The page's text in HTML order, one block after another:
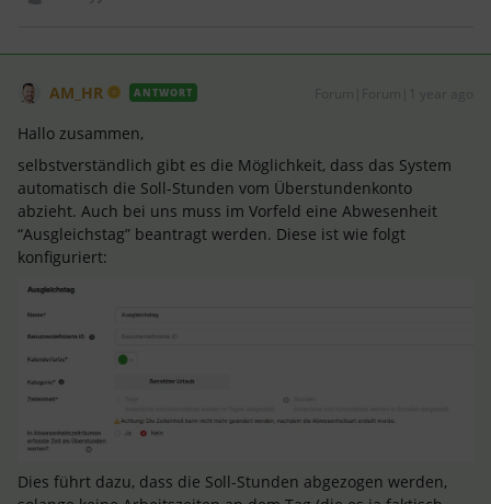
AM_HR ANTWORT
Hallo zusammen,
selbstverständlich gibt es die Möglichkeit, dass das System
automatisch die Soll-Stunden vom Überstundenkonto
abzieht. Auch bei uns muss im Vorfeld eine Abwesenheit
“Ausgleichstag” beantragt werden. Diese ist wie folgt
konfiguriert:
Dies führt dazu, dass die Soll-Stunden abgezogen werden,